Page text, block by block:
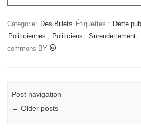
Catégorie: Des Billets Étiquettes : Dette
Politiciennes , Politiciens , Surendettement ,
commons BY
Post navigation
← Older posts